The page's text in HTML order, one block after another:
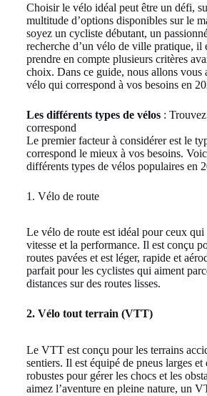
Choisir le vélo idéal peut être un défi,
multitude d’options disponibles sur le
soyez un cycliste débutant, un
recherche d’un vélo de ville pratique, il
prendre en compte plusieurs critères
choix. Dans ce guide, nous allons vous
vélo qui correspond à vos besoins en
Les différents types de vélos:
correspond
Le premier facteur à considérer est le
correspond le mieux à vos besoins.
différents types de vélos populaires en
1. Vélo de route
Le vélo de route est idéal pour ceux qui
vitesse et la performance. Il est conçu
routes pavées et est léger, rapide et
parfait pour les cyclistes qui aiment
distances sur des routes lisses.
2. Vélo tout terrain (VTT)
Le VTT est conçu pour les terrains
sentiers. Il est équipé de pneus larges et
robustes pour gérer les chocs et les
aimez l’aventure en pleine nature, un